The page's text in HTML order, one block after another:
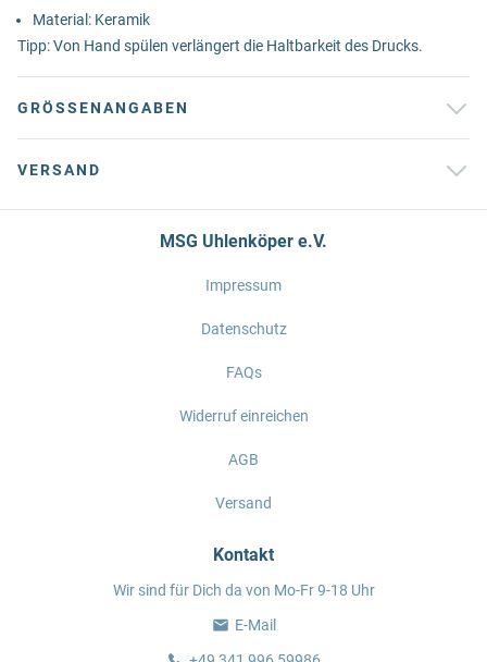
Material: Keramik
Tipp: Von Hand spülen verlängert die Haltbarkeit des Drucks.
GRÖSSENANGABEN
VERSAND
MSG Uhlenköper e.V.
Impressum
Datenschutz
FAQs
Widerruf einreichen
AGB
Versand
Kontakt
Wir sind für Dich da von Mo-Fr 9-18 Uhr
E-Mail